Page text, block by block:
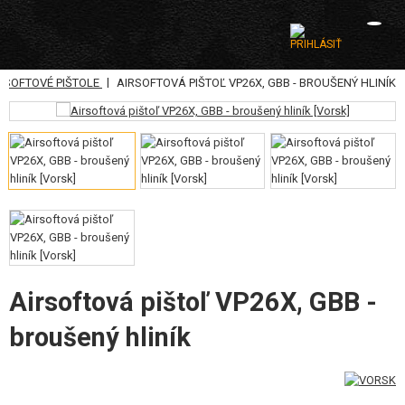
KATEGÓRIE
AIRSOFTOVÉ ZBRANE
VZDUCHOVÉ ZBRANE, PRAKY
GRANÁTOMETY, GRANÁTY
GULIČKY, PLYN
AKUMULÁTORY, NABÍJAČKY
ZÁSOBNÍKY, PLNIČKY
PIŠTOLE | AIRSOFTOVÁ PIŠTOĽ VP26X, GBB - BROUŠENÝ HLINÍK
Airsoftová pištoľ VP26X, GBB -
broušený hliník